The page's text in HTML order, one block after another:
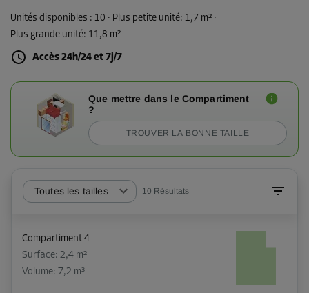
Unités disponibles : 10 · Plus petite unité: 1,7 m² ·
Plus grande unité: 11,8 m²
Accès 24h/24 et 7j/7
Que mettre dans le Compartiment
?
TROUVER LA BONNE TAILLE
Toutes les tailles 10 Résultats
Compartiment 4
Surface: 2,4 m²
Volume: 7,2 m³